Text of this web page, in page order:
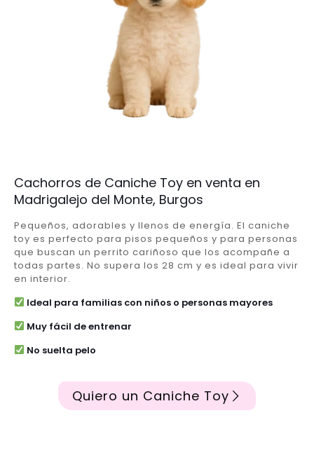
Cachorros de Caniche Toy en venta en
Madrigalejo del Monte, Burgos
Pequeños, adorables y llenos de energía. El caniche
toy es perfecto para pisos pequeños y para personas
que buscan un perrito cariñoso que los acompañe a
todas partes. No supera los 28 cm y es ideal para vivir
en interior.
Ideal para familias con niños o personas mayores
Muy fácil de entrenar
No suelta pelo
Quiero un Caniche Toy